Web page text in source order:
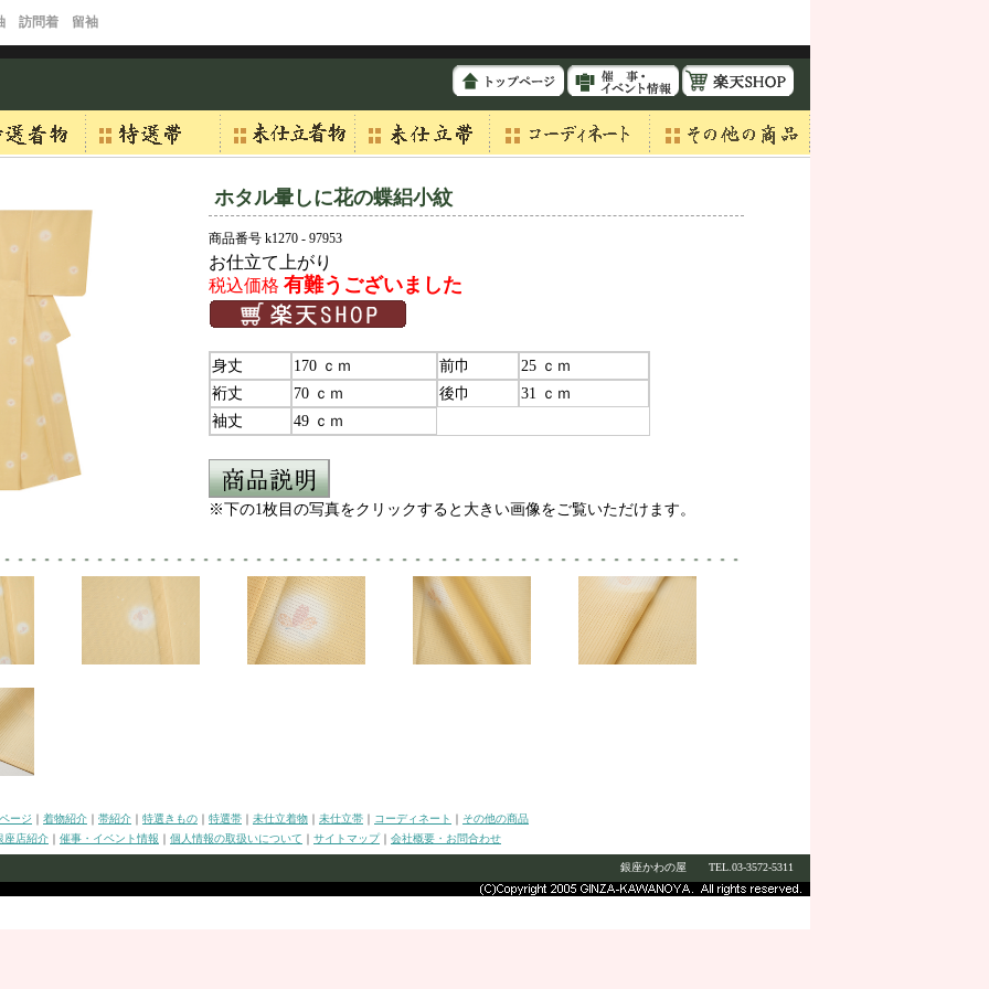
訪問着 留袖
ホタル暈しに花の蝶絽小紋
商品番号 k1270 - 97953
お仕立て上がり
税込価格 有難うございました
身丈 170 ｃｍ 前巾
25 ｃｍ
裄丈
70 ｃｍ 後巾
31 ｃｍ
袖丈
49 ｃｍ
※下の1枚目の写真をクリックすると大きい画像をご覧いただけます。
ージ ｜ 着物紹介 ｜ 帯紹介 ｜ 特選きもの ｜ 特選帯 ｜ 未仕立着物 ｜ 未仕立帯 ｜ コーディネート ｜ その他の商品
座店紹介 ｜ 催事・イベント情報 ｜ 個人情報の取扱いについて ｜ サイトマップ｜ 会社概要・お問合わせ
銀座かわの屋 TEL.03-3572-5311